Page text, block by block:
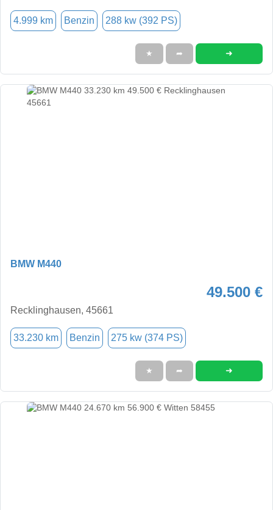
4.999 km Benzin 288 kw (392 PS)
★ ➦ ➜
BMW M440
49.500 €
Recklinghausen, 45661
33.230 km Benzin 275 kw (374 PS)
★ ➦ ➜